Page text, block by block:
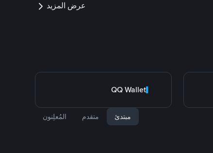
عرض المزيد
QQ Wallet
مبتدئ متقدم المُعلِنون